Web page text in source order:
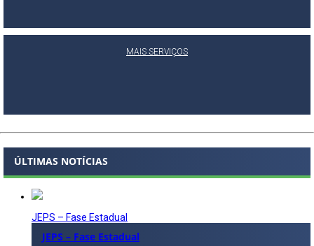
MAIS SERVIÇOS
ÚLTIMAS NOTÍCIAS
JEPS – Fase Estadual
JEPS – Fase Estadual